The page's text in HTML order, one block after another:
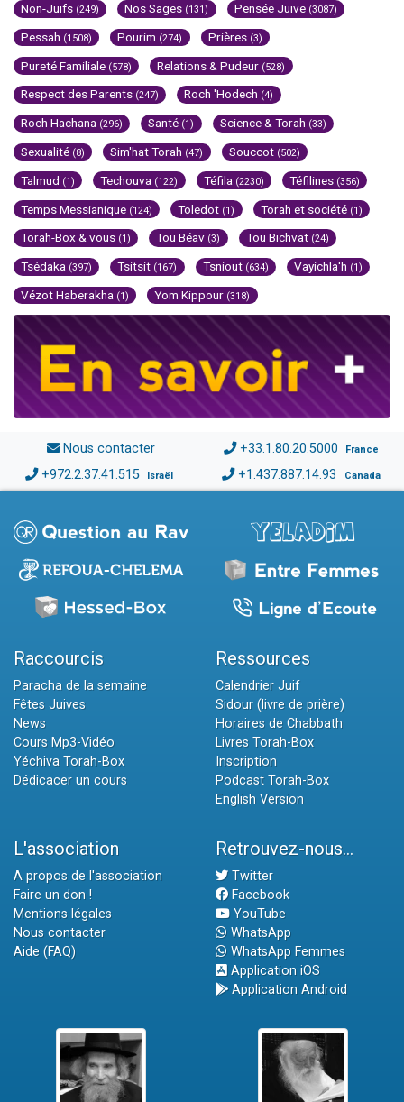
Non-Juifs (249) Nos Sages (131) Pensée Juive (3087)
Pessah (1508) Pourim (274) Prières (3)
Pureté Familiale (578) Relations & Pudeur (528)
Respect des Parents (247) Roch 'Hodech (4)
Roch Hachana (296) Santé (1) Science & Torah (33)
Sexualité (8) Sim'hat Torah (47) Souccot (502)
Talmud (1) Techouva (122) Téfila (2230) Téfilines (356)
Temps Messianique (124) Toledot (1) Torah et société (1)
Torah-Box & vous (1) Tou Béav (3) Tou Bichvat (24)
Tsédaka (397) Tsitsit (167) Tsniout (634) Vayichla'h (1)
Vézot Haberakha (1) Yom Kippour (318)
Nous contacter +33.1.80.20.5000 France
+972.2.37.41.515 Israël +1.437.887.14.93 Canada
Raccourcis
Paracha de la semaine
Fêtes Juives
News
Cours Mp3-Vidéo
Yéchiva Torah-Box
Dédicacer un cours
Ressources
Calendrier Juif
Sidour (livre de prière)
Horaires de Chabbath
Livres Torah-Box
Inscription
Podcast Torah-Box
English Version
L'association
A propos de l'association
Faire un don !
Mentions légales
Nous contacter
Aide (FAQ)
Retrouvez-nous...
Twitter
Facebook
YouTube
WhatsApp
WhatsApp Femmes
Application iOS
Application Android